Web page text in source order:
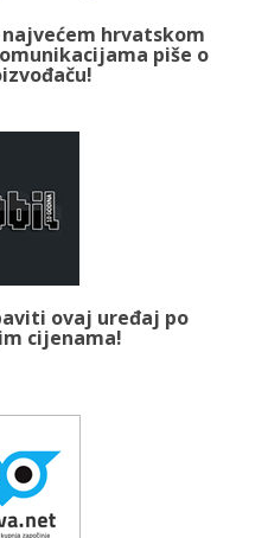
hrvatskom
piše o
ovaj uređaj po
cijenama!